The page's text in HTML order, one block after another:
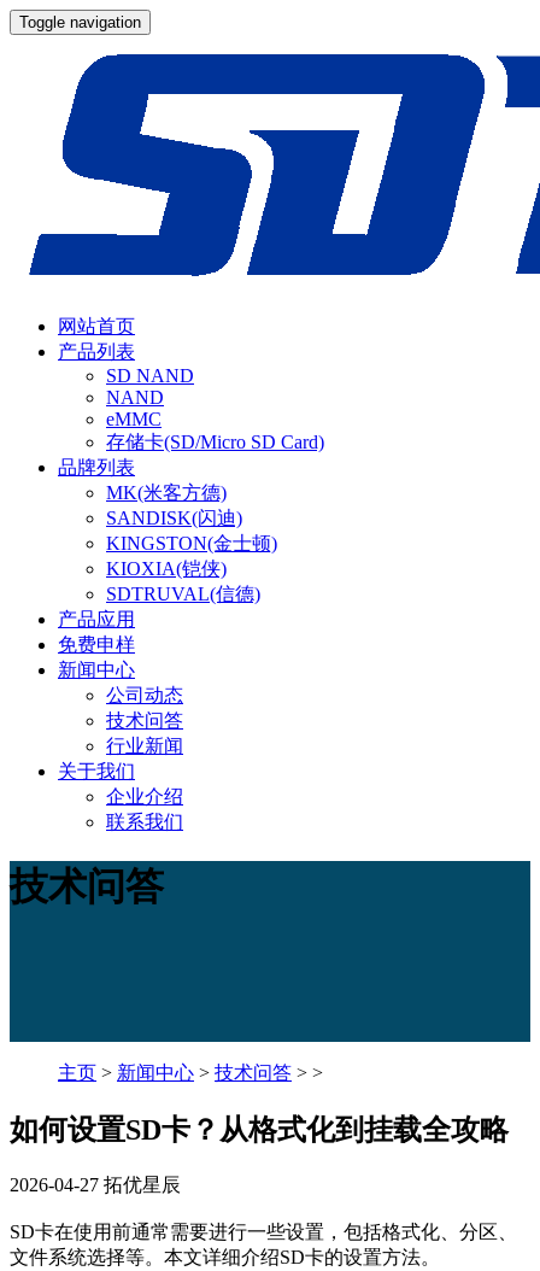
Toggle navigation
网站首页
产品列表
SD NAND
NAND
eMMC
存储卡(SD/Micro SD Card)
品牌列表
MK(米客方德)
SANDISK(闪迪)
KINGSTON(金士顿)
KIOXIA(铠侠)
SDTRUVAL(信德)
产品应用
免费申样
新闻中心
公司动态
技术问答
行业新闻
关于我们
企业介绍
联系我们
技术问答
主页 > 新闻中心 > 技术问答 > >
如何设置SD卡？从格式化到挂载全攻略
2026-04-27 拓优星辰
SD卡在使用前通常需要进行一些设置，包括格式化、分区、
文件系统选择等。本文详细介绍SD卡的设置方法。